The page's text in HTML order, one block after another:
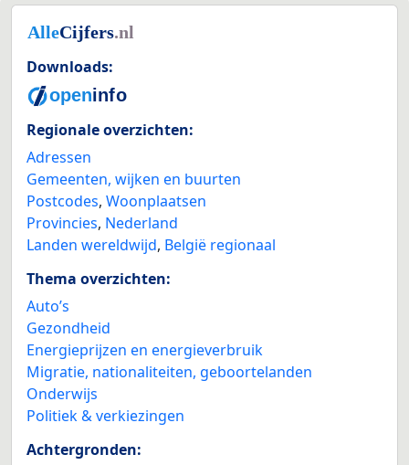
Downloads:
Regionale overzichten:
Adressen
Gemeenten, wijken en buurten
Postcodes, Woonplaatsen
Provincies, Nederland
Landen wereldwijd, België regionaal
Thema overzichten:
Auto’s
Gezondheid
Energieprijzen en energieverbruik
Migratie, nationaliteiten, geboortelanden
Onderwijs
Politiek & verkiezingen
Achtergronden: